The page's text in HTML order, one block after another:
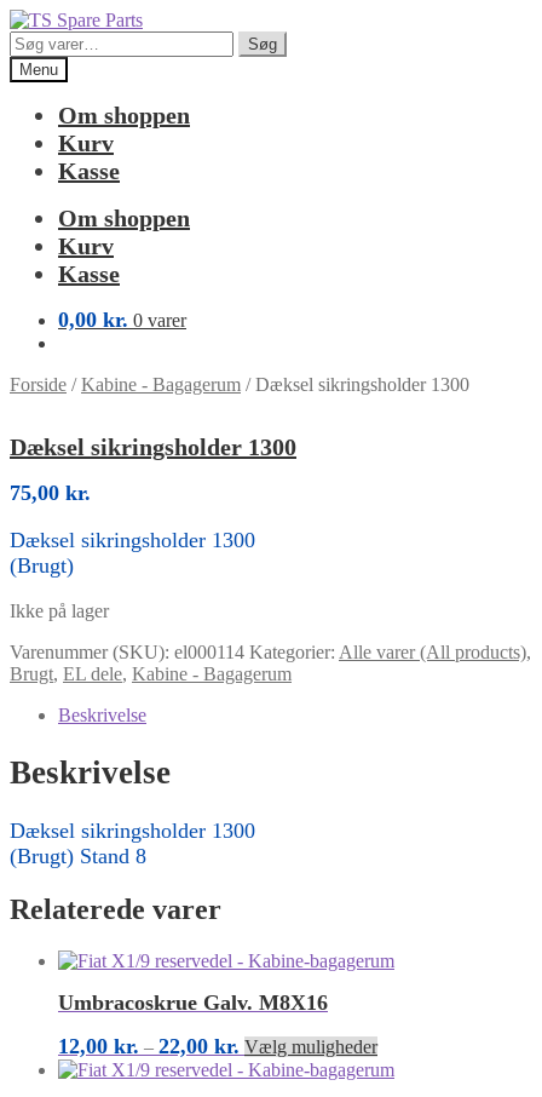
Spring
til
navigation
Spring
til
indhold
Søg
efter:
Søg
Menu
Om shoppen
Kurv
Kasse
Om shoppen
Kurv
Kasse
0,00 kr. 0 varer
Forside /Kabine - Bagagerum /Dæksel sikringsholder 1300
Dæksel sikringsholder 1300
75,00 kr.
Dæksel sikringsholder 1300
(Brugt)
Ikke på lager
Varenummer (SKU): el000114 Kategorier: Alle varer (All products),
Brugt, EL dele, Kabine - Bagagerum
Beskrivelse
Beskrivelse
Dæksel sikringsholder 1300
(Brugt) Stand 8
Relaterede varer
Umbracoskrue Galv. M8X16
12,00 kr. – 22,00 kr. Prisinterval:
12,00 kr.
Vælg mulighederDette
vare